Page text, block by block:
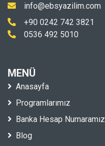
info@ebsyazilim.com
+90 0242 742 3821
0536 492 5010
MENÜ
Anasayfa
Programlarımız
Banka Hesap Numaramız
Blog